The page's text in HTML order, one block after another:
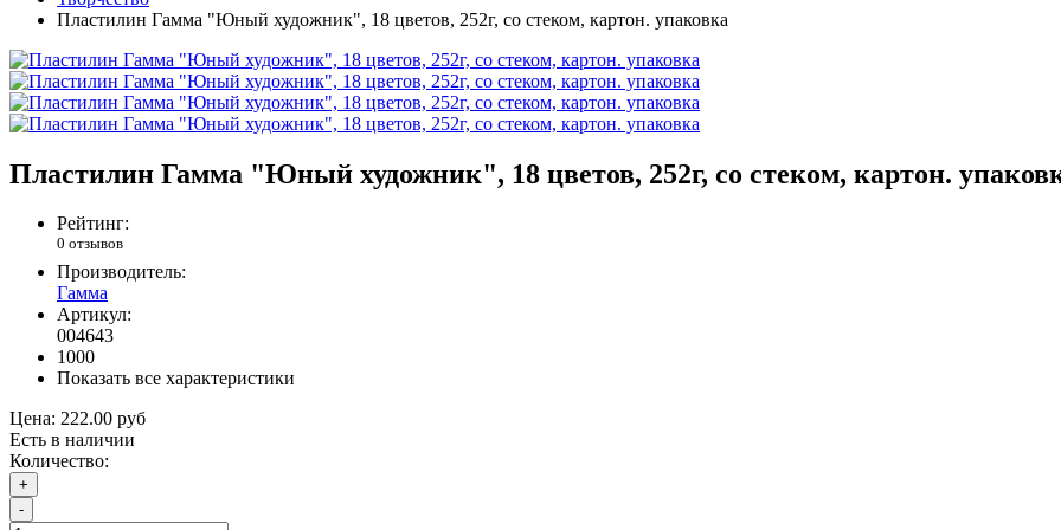
Пластилин Гамма "Юный художник", 18 цветов, 252г, со стеком, картон. упаковка
Пластилин Гамма "Юный художник", 18 цветов, 252г, со стеком, картон.
Рейтинг:
0 отзывов
Производитель:
Гамма
Артикул:
004643
1000
Показать все характеристики
Цена: 222.00 руб
Есть в наличии
Количество:
+
-